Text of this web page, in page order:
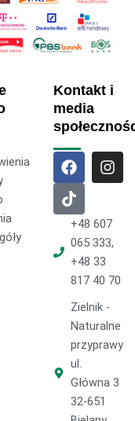
Kontakt i
media
F
a
c
e
b
o
o
k
I
n
a
g
r
m
T
i
k
t
o
k
+48 607
065 333,
+48 33
817 40 70
Zielnik -
Naturalne
przyprawy
ul.
Główna 3
32-651